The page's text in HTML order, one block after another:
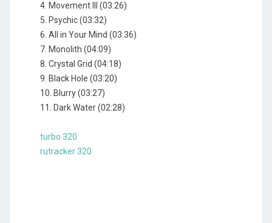
4. Movement III (03:26)
5. Psychic (03:32)
6. All in Your Mind (03:36)
7. Monolith (04:09)
8. Crystal Grid (04:18)
9. Black Hole (03:20)
10. Blurry (03:27)
11. Dark Water (02:28)
turbo 320
rutracker 320